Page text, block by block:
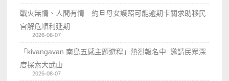
戰火無情、人間有情 約旦母女護照可能逾期卡關求助移民
官解危順利延期
2026-08-07
「kivangavan 南島五感主題遊程」熱烈報名中 邀請民眾深
度探索大武山
2026-08-07